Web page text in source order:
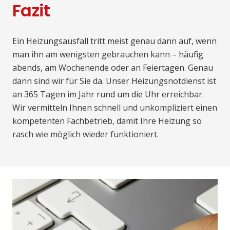
Fazit
Ein Heizungsausfall tritt meist genau dann auf, wenn
man ihn am wenigsten gebrauchen kann – häufig
abends, am Wochenende oder an Feiertagen. Genau
dann sind wir für Sie da. Unser Heizungsnotdienst ist
an 365 Tagen im Jahr rund um die Uhr erreichbar.
Wir vermitteln Ihnen schnell und unkompliziert einen
kompetenten Fachbetrieb, damit Ihre Heizung so
rasch wie möglich wieder funktioniert.